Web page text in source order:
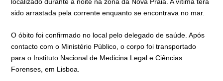
sido arrastada pela corrente enquanto se encontrava no mar.
O óbito foi confirmado no local pelo delegado de saúde. Após
contacto com o Ministério Público, o corpo foi transportado
para o Instituto Nacional de Medicina Legal e Ciências
Forenses, em Lisboa.